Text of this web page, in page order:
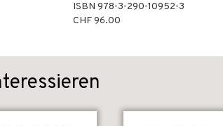
ISBN 978-3-290-10952-3
CHF 96.00